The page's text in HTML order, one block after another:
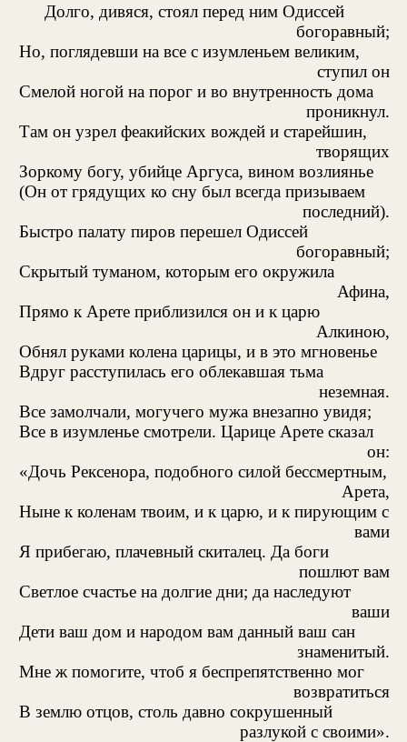
Долго, дивяся, стоял перед ним Одиссей
богоравный;
Но, поглядевши на все с изумленьем великим,
ступил он
Смелой ногой на порог и во внутренность дома
проникнул.
Там он узрел феакийских вождей и старейшин,
творящих
Зоркому богу, убийце Аргуса, вином возлиянье
(Он от грядущих ко сну был всегда призываем
последний).
Быстро палату пиров перешел Одиссей
богоравный;
Скрытый туманом, которым его окружила
Афина,
Прямо к Арете приблизился он и к царю
Алкиною,
Обнял руками колена царицы, и в это мгновенье
Вдруг расступилась его облекавшая тьма
неземная.
Все замолчали, могучего мужа внезапно увидя;
Все в изумленье смотрели. Царице Арете сказал
он:
«Дочь Рексенора, подобного силой бессмертным,
Арета,
Ныне к коленам твоим, и к царю, и к пирующим с
вами
Я прибегаю, плачевный скиталец. Да боги
пошлют вам
Светлое счастье на долгие дни; да наследуют
ваши
Дети ваш дом и народом вам данный ваш сан
знаменитый.
Мне ж помогите, чтоб я беспрепятственно мог
возвратиться
В землю отцов, столь давно сокрушенный
разлукой с своими».